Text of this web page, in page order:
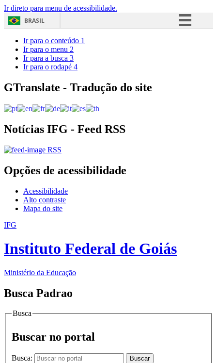
Ir direto para menu de acessibilidade.
BRASIL
Acesso à informação
Ir para o conteúdo 1
Ir para o menu 2
Ir para a busca 3
Ir para o rodapé 4
GTranslate - Tradução do site
Notícias IFG - Feed RSS
RSS
Opções de acessibilidade
Acessibilidade
Alto contraste
Mapa do site
IFG
Instituto Federal de Goiás
Ministério da Educação
Busca Padrao
Busca
Buscar no portal
Busca: Buscar